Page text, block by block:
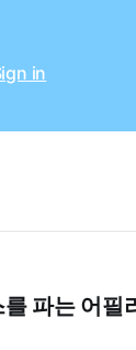
in
파는 어필